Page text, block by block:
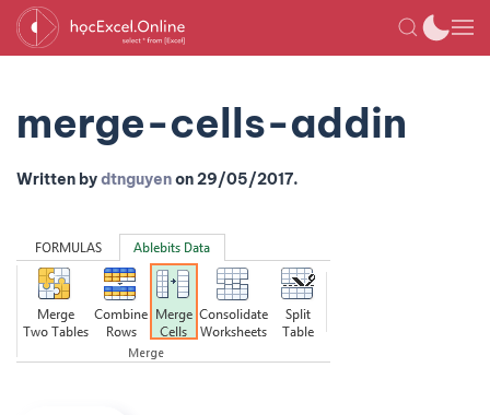
merge-cells-addin
Written bydtnguyenon29/05/2017.